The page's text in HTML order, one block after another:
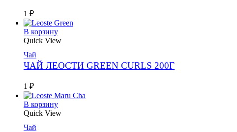
1 ₽
В корзину
Quick View
Чай
ЧАЙ ЛЕОСТИ GREEN CURLS 200Г
1 ₽
В корзину
Quick View
Чай